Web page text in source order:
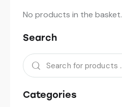
No products in the basket.
Search
Categories